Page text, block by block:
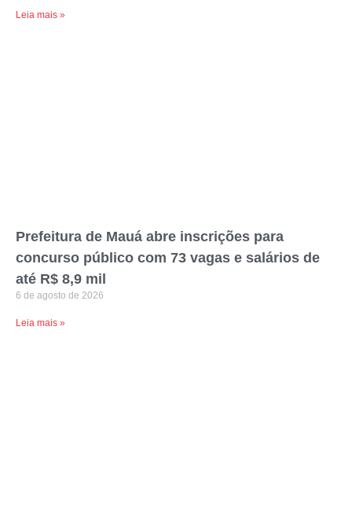
Leia mais »
Prefeitura de Mauá abre inscrições para
concurso público com 73 vagas e salários de
até R$ 8,9 mil
6 de agosto de 2026
Leia mais »